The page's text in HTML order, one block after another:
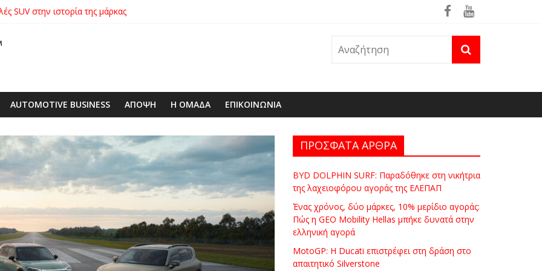
SUV στην ιστορία της μάρκας
Πώς η GEO Mobility Hellas μπήκε δυνατά στην ελληνική αγορά
απαιτητικό Silverstone
με δεξαμενή 600 λίτρων στην ΕΠΟΜΕΑ Βιλίων – το όχημα βρέθηκε ήδη στη φωτιά του Πόρτο Γερμενό
AUTOMOTIVE BUSINESS ΑΠΟΨΗ Η ΟΜΑΔΑ ΕΠΙΚΟΙΝΩΝΙΑ
ΠΡΟΣΦΑΤΑ ΑΡΘΡΑ
BYD DOLPHIN SURF: Παραδόθηκε στη νικήτρια
της λαχειοφόρου αγοράς της ΕΛΕΠΑΠ
Ένας χρόνος, δύο μάρκες, 10% μερίδιο αγοράς:
Πώς η GEO Mobility Hellas μπήκε δυνατά στην
ελληνική αγορά
MotoGP: Η Ducati επιστρέφει στη δράση στο
απαιτητικό Silverstone